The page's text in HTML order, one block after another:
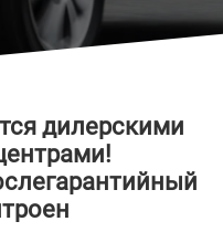
дилерскими